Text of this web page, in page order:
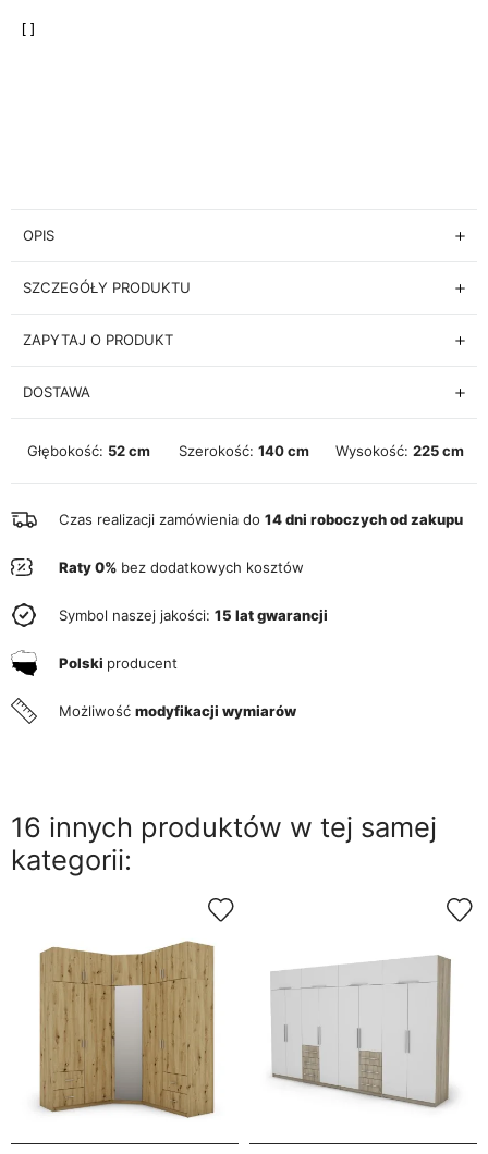
OPIS
SZCZEGÓŁY PRODUKTU
ZAPYTAJ O PRODUKT
DOSTAWA
Głębokość: 52 cm Szerokość: 140 cm Wysokość: 225 cm
Czas realizacji zamówienia do 14 dni roboczych od zakupu
Raty 0% bez dodatkowych kosztów
Symbol naszej jakości: 15 lat gwarancji
Polski producent
Możliwość modyfikacji wymiarów
16 innych produktów w tej samej
kategorii: